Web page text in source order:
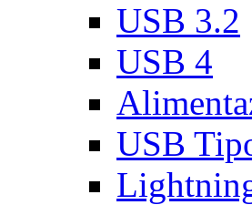
USB 3.2
USB 4
USB